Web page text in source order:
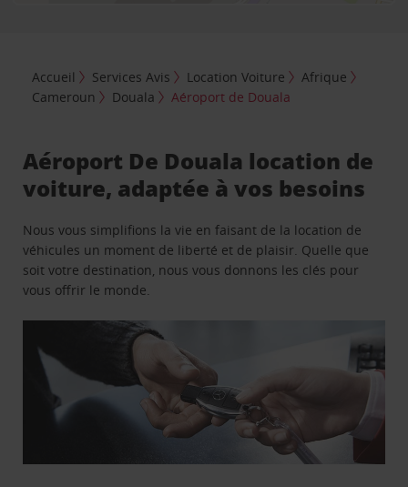
Accueil Services Avis Location Voiture
Afrique
Cameroun
Douala Aéroport de Douala
Aéroport De Douala location de
voiture, adaptée à vos besoins
Nous vous simplifions la vie en faisant de la location de
véhicules un moment de liberté et de plaisir. Quelle que
soit votre destination, nous vous donnons les clés pour
vous offrir le monde.